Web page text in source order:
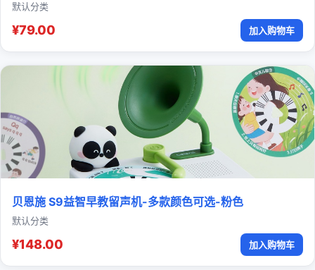
默认分类
¥79.00 加入购物车
贝恩施 S9益智早教留声机-多款颜色可选-粉色
默认分类
¥148.00 加入购物车